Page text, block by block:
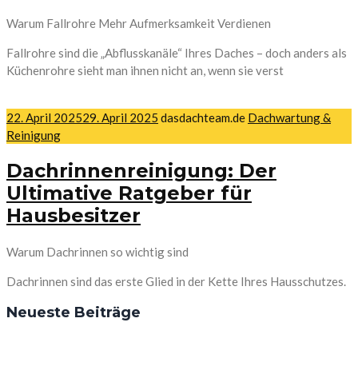
Warum Fallrohre Mehr Aufmerksamkeit Verdienen
Fallrohre sind die „Abflusskanäle“ Ihres Daches – doch anders als
Küchenrohre sieht man ihnen nicht an, wenn sie verst
22. April 202529. April 2025 dasdachteam.de Dachwartung &
Reinigung
Dachrinnenreinigung: Der
Ultimative Ratgeber für
Hausbesitzer
Warum Dachrinnen so wichtig sind
Dachrinnen sind das erste Glied in der Kette Ihres Hausschutzes.
Neueste Beiträge